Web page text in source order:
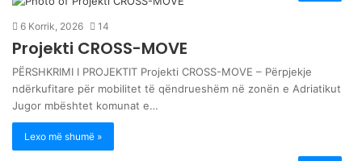
6 Korrik, 2026 14
Projekti CROSS-MOVE
PËRSHKRIMI I PROJEKTIT Projekti CROSS-MOVE – Përpjekje
ndërkufitare për mobilitet të qëndrueshëm në zonën e Adriatikut
Jugor mbështet komunat e…
Lexo më shumë »